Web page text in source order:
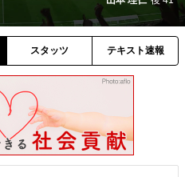
スタッツ テキスト速報